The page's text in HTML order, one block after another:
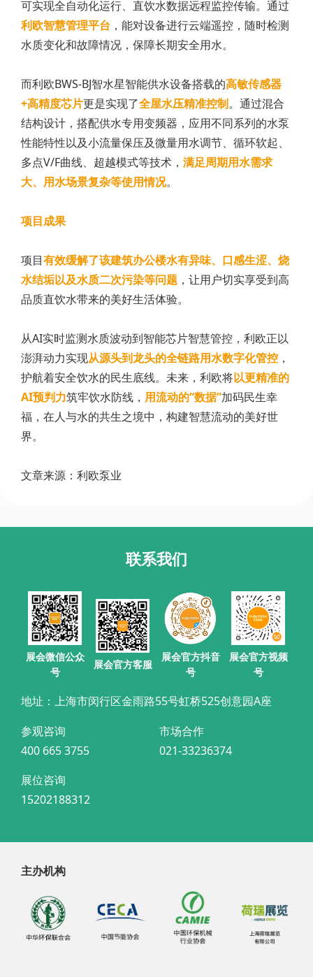
可实现全自动化运行、直饮水数据远程监控传输。通过
利欧智慧管理平台 ，能对设备进行云端遥控，随时检测
水质变化和故障情况，保障长期安全用水。
而利欧BWS-BJ智水星智能供水设备搭载的高敏传感器
+高精度芯片更是实现了全屋水压精准控制。通过混合
结构设计，搭配供水专用变频器，应用不同系列的水泵
性能特性以及小流量保压及微量用水调节、循环软起、
多点V/F曲线、超越模式等技术， 满足周期用水需求
大、用水场景复杂等使用情况。
项目成果
项目有效缓解了该建筑办公楼水有异味、口感生涩、烧
水结垢以及水质二次污染等问题 ，让用户切实享受到高
品质直饮水带来的美好生活体验。
从AI实时监测水质波动到智能芯片智慧管控，利欧正以
澎湃动力实现从源头到龙头的全链路用水数字化管控 ，
护航着安全饮水的民生底线。未来，利欧将以更精准的
AI预判力筑牢饮水防线， 用流动的“数据”加码民生幸
福，在人与水的共生之境中，构建智慧流动的美好世
界。
文章来源：利欧泵业
联系我们
展会微信公众
号
展会官方客服
展会官方抖音
号
展会官方视频
号
地址：上海市闵行区金雨路55号虹桥525创意园A座
参观咨询
400 665 3755
市场合作
021-33236374
展位咨询
15202188312
主办机构